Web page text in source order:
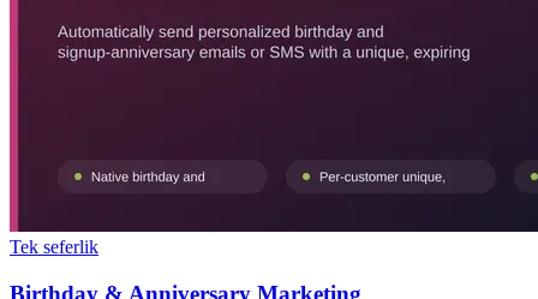
Tek seferlik
Birthday & Anniversary Marketing